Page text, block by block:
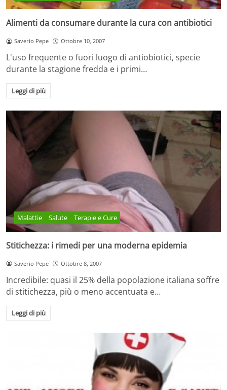
Alimenti da consumare durante la cura con antibiotici
Saverio Pepe Ottobre 10, 2007
L'uso frequente o fuori luogo di antiobiotici, specie
durante la stagione fredda e i primi…
Leggi di più
Malattie Salute Terapie e Cure
Stitichezza: i rimedi per una moderna epidemia
Saverio Pepe Ottobre 8, 2007
Incredibile: quasi il 25% della popolazione italiana soffre
di stitichezza, più o meno accentuata e…
Leggi di più